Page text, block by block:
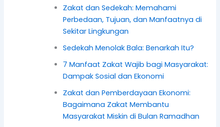
Zakat dan Sedekah: Memahami
Perbedaan, Tujuan, dan Manfaatnya di
Sekitar Lingkungan
Sedekah Menolak Bala: Benarkah Itu?
7 Manfaat Zakat Wajib bagi Masyarakat:
Dampak Sosial dan Ekonomi
Zakat dan Pemberdayaan Ekonomi:
Bagaimana Zakat Membantu
Masyarakat Miskin di Bulan Ramadhan